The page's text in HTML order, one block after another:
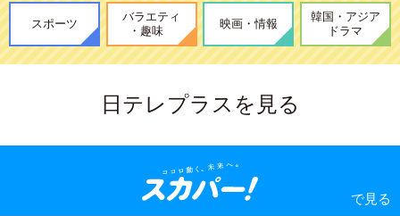
スポーツ
バラエティ
・趣味
映画・情報
韓国・アジア
ドラマ
日テレプラスを見る